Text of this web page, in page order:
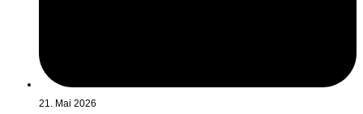
21. Mai 2026